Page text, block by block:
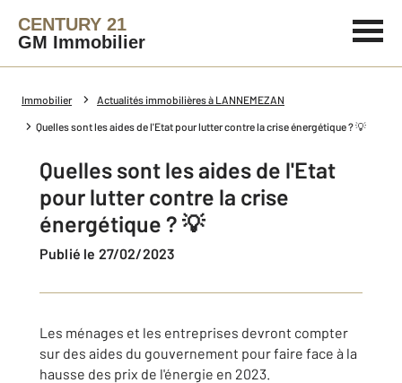
CENTURY 21
GM Immobilier
Immobilier Actualités immobilières à LANNEMEZAN
Quelles sont les aides de l'Etat pour lutter contre la crise énergétique ? 💡
Quelles sont les aides de l'Etat
pour lutter contre la crise
énergétique ? 💡
Publié le 27/02/2023
Les ménages et les entreprises devront compter
sur des aides du gouvernement pour faire face à la
hausse des prix de l'énergie en 2023.